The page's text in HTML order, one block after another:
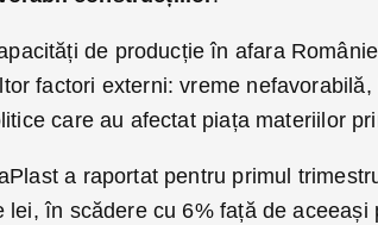
de producție în afara
factori externi: vreme
care au afectat piața materiilor
a raportat pentru primul
lei, în scădere cu 6% față de aceeași